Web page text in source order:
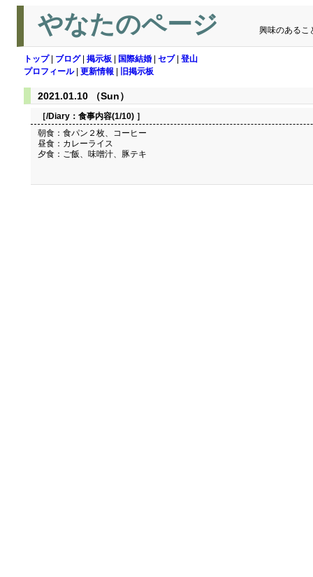
やなたのページ 興味のあるこ
トップ| ブログ| 掲示板 国際結婚 セブ| 登山
プロフィール| 更新情報 旧掲示板
2021.01.10 （Sun）
［/Diary： 食事内容(1/10) ］
朝食：食パン２枚、コーヒー
昼食：カレーライス
夕食：ご飯、味噌汁、豚テキ